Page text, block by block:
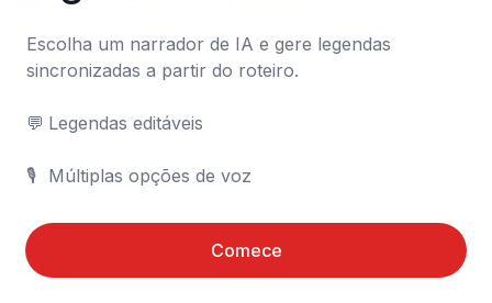
Escolha um narrador de IA e gere legendas
sincronizadas a partir do roteiro.
💬	Legendas editáveis
🎙️	Múltiplas opções de voz
Comece